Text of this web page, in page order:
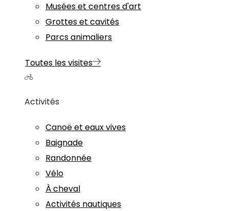
Musées et centres d'art
Grottes et cavités
Parcs animaliers
Toutes les visites
Activités
Canoë et eaux vives
Baignade
Randonnée
Vélo
À cheval
Activités nautiques